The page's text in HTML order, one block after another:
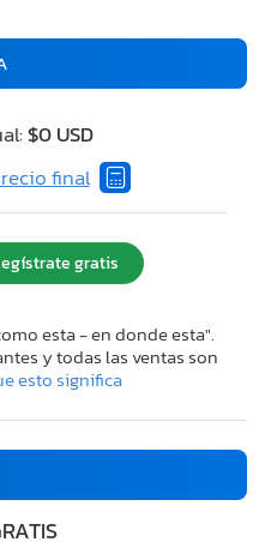
$0 USD
final
gratis
esta - en donde esta".
y todas las ventas son
esto significa